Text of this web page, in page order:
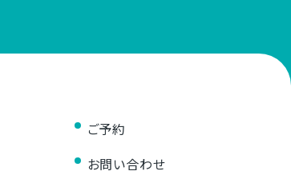
ご予約
お問い合わせ